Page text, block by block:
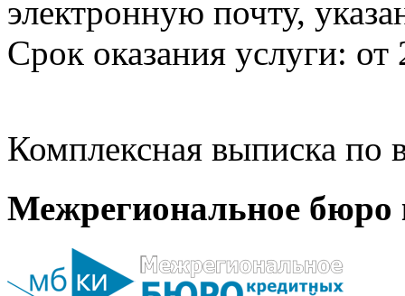
электронную почту,
Срок оказания услуги: от
Комплексная выписка
Межрегиональное бюро